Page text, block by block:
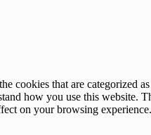
that are categorized
how you use this
on your browsing experience.